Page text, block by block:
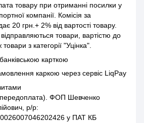
товару при отриманні посилки у
компанії. Комісія за
20 грн.+ 2% від вартості товару.
товари, вартістю до
з категорії "Уцінка".
карткою
каркою через сервіс LiqPay
ФОП Шевченко
р/р:
у ПАТ КБ